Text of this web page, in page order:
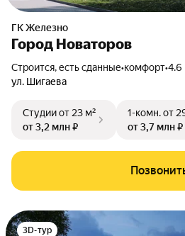
ГК Железно
Город Новаторов
Строится, есть сданные•комфорт•4.6
ул. Шигаева
Студииот 23 м²
от 3,2 млн ₽
1-комн.от
от 3,7 млн ₽
3D-тур